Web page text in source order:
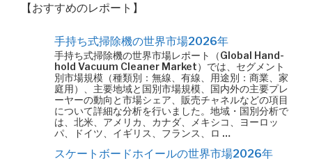
【おすすめのレポート】
手持ち式掃除機の世界市場2026年
手持ち式掃除機の世界市場レポート（Global Hand-
hold Vacuum Cleaner Market）では、セグメント
別市場規模（種類別：無線、有線、用途別：商業、家
庭用）、主要地域と国別市場規模、国内外の主要プレ
ーヤーの動向と市場シェア、販売チャネルなどの項目
について詳細な分析を行いました。地域・国別分析で
は、北米、アメリカ、カナダ、メキシコ、ヨーロッ
パ、ドイツ、イギリス、フランス、ロ …
スケートボードホイールの世界市場2026年